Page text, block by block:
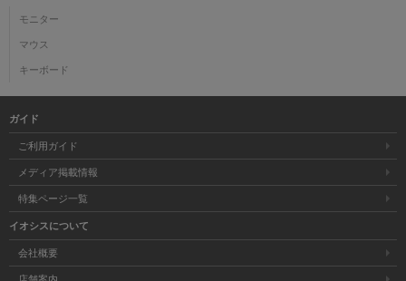
モニター
マウス
キーボード
ガイド
ご利用ガイド
メディア掲載情報
特集ページ一覧
イオシスについて
会社概要